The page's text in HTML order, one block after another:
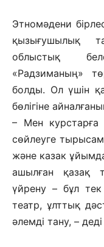
Этномәдени
қызығушылық
облыстық
«Радзиманың»
болды. Ол үшін
бөлігіне
– Мен курстарға
сөйлеуге
және казак
ашылған қазақ
үйрену – бұл тек
театр, ұлттық
әлемді тану, –